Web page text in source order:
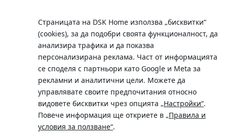
Страницата на DSK Home използва „бисквитки“
(cookies), за да подобри своята функционалност, да
анализира трафика и да показва
персонализирана реклама. Част от информацията
се споделя с партньори като Google и Meta за
рекламни и аналитични цели. Можете да
управлявате своите предпочитания относно
видовете бисквитки чрез опцията „Настройки“.
Повече информация ще откриете в „Правила и
условия за ползване“.
Телефон:
0700 10 375 / *2375
Московска No.19 / ул. Г. Бенковски No. 5, София 1036
SWIFT/BIC: